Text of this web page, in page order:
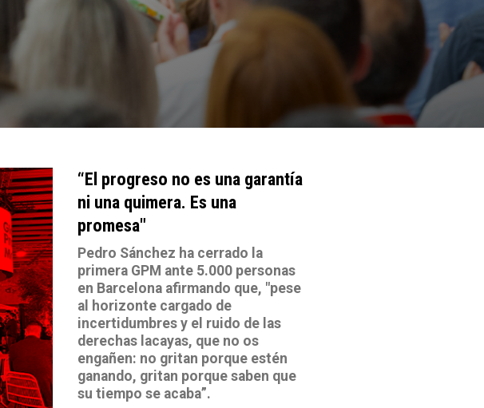
“El progreso no es una garantía
ni una quimera. Es una
promesa"
Pedro Sánchez ha cerrado la
primera GPM ante 5.000 personas
en Barcelona afirmando que, "pese
al horizonte cargado de
incertidumbres y el ruido de las
derechas lacayas, que no os
engañen: no gritan porque estén
ganando, gritan porque saben que
su tiempo se acaba”.